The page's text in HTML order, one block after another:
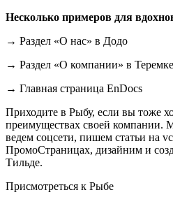
Несколько примеров для
→ Раздел «О нас» в Додо
→ Раздел «О компании» в Теремке
→ Главная страница EnDocs
Приходите в Рыбу, если вы тоже
преимуществах своей компании.
ведем соцсети, пишем статьи на
ПромоСтраницах, дизайним и
Тильде.
Присмотреться к Рыбе